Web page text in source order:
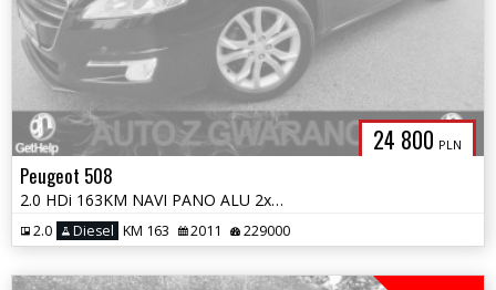
24 800 PLN
Peugeot 508
2.0 HDi 163KM NAVI PANO ALU 2xPDC SKÓRY KLIMATRONIC AUTOMAT OPŁATY GW
2.0 Diesel KM 163 2011 229000